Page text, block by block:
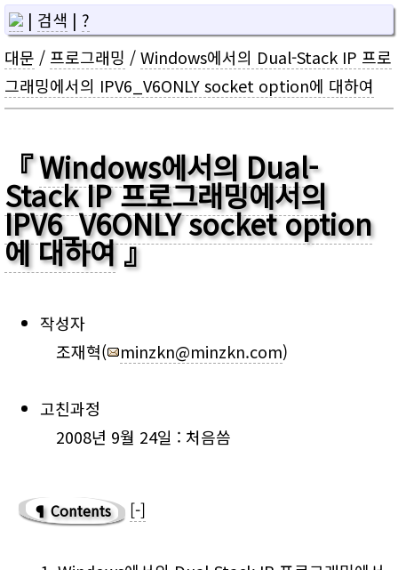
| 검색 | ?
대문 / 프로그래밍 /Windows에서의 Dual-Stack IP 프로
그래밍에서의 IPV6_V6ONLY socket option에 대하여
Windows에서의 Dual-
Stack IP 프로그래밍에서의
IPV6_V6ONLY socket option
에 대하여
작성자
조재혁(
minzkn@minzkn.com)
고친과정
2008년 9월 24일 : 처음씀
Contents [-]